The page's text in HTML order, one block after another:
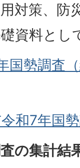
対策、防
資料とし
国勢調査
和7年国
の集計結